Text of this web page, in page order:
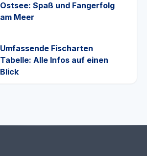
Ostsee: Spaß und Fangerfolg
am Meer
Umfassende Fischarten
Tabelle: Alle Infos auf einen
Blick